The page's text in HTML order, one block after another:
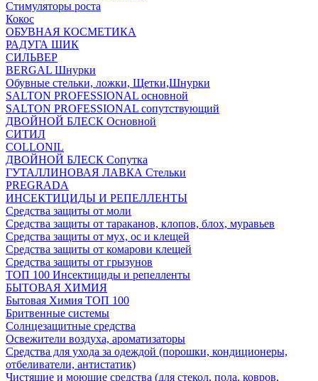
Стимуляторы роста
Кокос
ОБУВНАЯ КОСМЕТИКА
РАДУГА ШИК
СИЛЬВЕР
BERGAL Шнурки
Обувные стельки, ложки, Щетки,Шнурки
SALTON PROFESSIONAL основной
SALTON PROFESSIONAL сопутствующий
ДВОЙНОЙ БЛЕСК Основной
СИТИЛ
COLLONIL
ДВОЙНОЙ БЛЕСК Сопутка
ГУТАЛЛИНОВАЯ ЛАВКА Стельки
PREGRADA
ИНСЕКТИЦИДЫ И РЕПЕЛЛЕНТЫ
Средства защиты от моли
Средства защиты от тараканов, клопов, блох, муравьев
Средства защиты от мух, ос и клещей
Средства защиты от комарови клещей
Средства защиты от грызунов
ТОП 100 Инсектициды и репелленты
БЫТОВАЯ ХИМИЯ
Бытовая Химия ТОП 100
Бритвенные системы
Солнцезащитные средства
Освежители воздуха, ароматизаторы
Средства для ухода за одеждой (порошки, кондиционеры,
отбеливатели, антистатик)
Чистящие и моющие средства (для стекол, пола, ковров,